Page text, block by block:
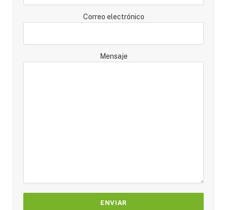
Correo electrónico
Mensaje